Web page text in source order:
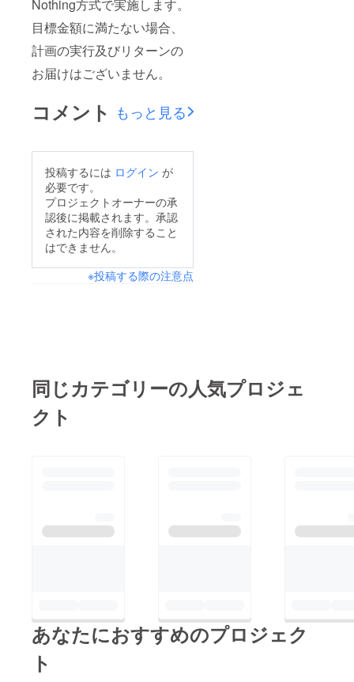
Nothing方式で実施します。
目標金額に満たない場合、
計画の実行及びリターンの
お届けはございません。
コメント もっと見る
投稿するには ログイン が
必要です。
プロジェクトオーナーの承
認後に掲載されます。承認
された内容を削除すること
はできません。
※投稿する際の注意点
同じカテゴリーの人気プロジェ
クト
あなたにおすすめのプロジェク
ト